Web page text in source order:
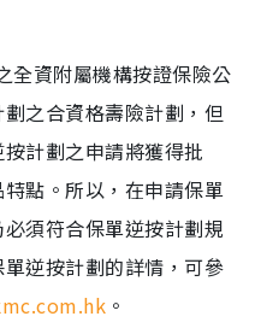
全資附屬機構按證保險公
之合資格壽險計劃，但
計劃之申請將獲得批
點。所以，在申請保單
須符合保單逆按計劃規
逆按計劃的詳情，可參
。